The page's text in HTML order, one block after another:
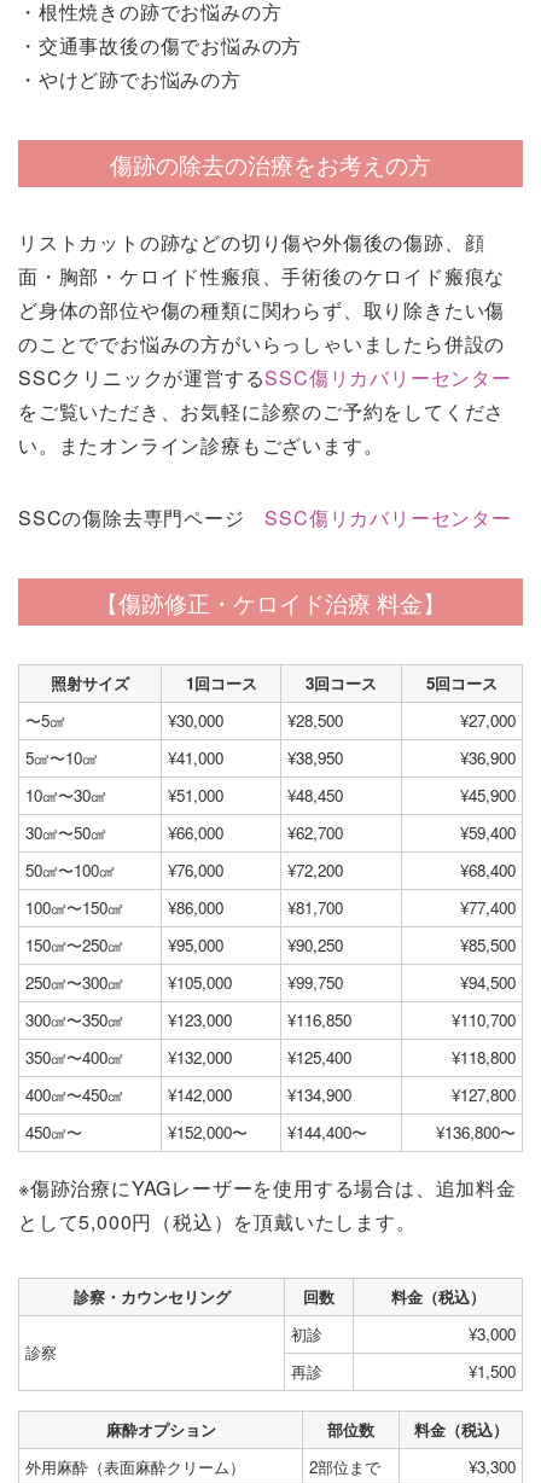
・根性焼きの跡でお悩みの方
・交通事故後の傷でお悩みの方
・やけど跡でお悩みの方
傷跡の除去の治療をお考えの方
リストカットの跡などの切り傷や外傷後の傷跡、顔
面・胸部・ケロイド性瘢痕、手術後のケロイド瘢痕な
ど身体の部位や傷の種類に関わらず、取り除きたい傷
のことででお悩みの方がいらっしゃいましたら併設の
SSCクリニックが運営するSSC傷リカバリーセンター
をご覧いただき、お気軽に診察のご予約をしてくださ
い。またオンライン診療もございます。
SSCの傷除去専門ページSSC傷リカバリーセンター
【傷跡修正・ケロイド治療 料金】
照射サイズ 1回コース 3回コース
5回コース
〜5㎠
¥30,000 ¥28,500
¥27,000
5㎠〜10㎠
¥41,000 ¥38,950
¥36,900
10㎠〜30㎠
¥51,000 ¥48,450
¥45,900
30㎠〜50㎠
¥66,000 ¥62,700
¥59,400
50㎠〜100㎠
¥76,000 ¥72,200
¥68,400
100㎠〜150㎠
¥86,000 ¥81,700
¥77,400
150㎠〜250㎠
¥95,000 ¥90,250
¥85,500
250㎠〜300㎠
¥105,000 ¥99,750
¥94,500
300㎠〜350㎠
¥123,000 ¥116,850
¥110,700
350㎠〜400㎠
¥132,000 ¥125,400
¥118,800
400㎠〜450㎠
¥142,000 ¥134,900
¥127,800
450㎠〜
¥152,000〜 ¥144,400〜 ¥136,800〜
※傷跡治療にYAGレーザーを使用する場合は、追加料金
として5,000円（税込）を頂戴いたします。
診察・カウンセリング 回数 料金（税込）
診察
初診
¥3,000
再診
¥1,500
麻酔オプション 部位数
料金（税込）
外用麻酔（表面麻酔クリーム）
2部位まで
¥3,300